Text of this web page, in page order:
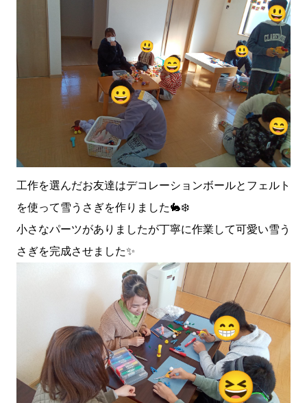
工作を選んだお友達はデコレーションボールとフェルト
を使って雪うさぎを作りました🐇❄️
小さなパーツがありましたが丁寧に作業して可愛い雪う
さぎを完成させました✨